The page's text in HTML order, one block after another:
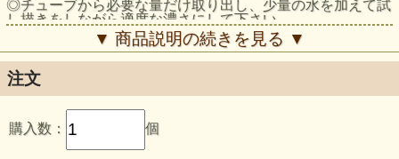
◎チューブから必要な量だけ取り出し、少量の水を加えて試
し描きをしながら適度な濃さにして下さい。
彩画時に少し筆跡が残る程度の濃さがよいでしょう。
濃すぎると筆走りが悪くなりますし、薄すぎると発色が 悪
いばかりか流れ落ちることがあります。
◎素材は釉掛けして高温で焼き上げたものを選び、水彩画の
要領で描いて下さい。
が必ずしも発色するとは限りません。
◎適正焼成温度は800℃ですが、大きな窯で時間をかけて焼
き上げる時は少し低めの温度設定にして下さい。
▼ 商品説明の続きを見る ▼
注文
購入数： 個